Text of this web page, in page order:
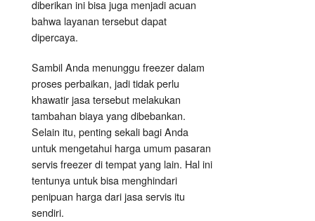
diberikan ini bisa juga menjadi acuan
bahwa layanan tersebut dapat
dipercaya.
Sambil Anda menunggu freezer dalam
proses perbaikan, jadi tidak perlu
khawatir jasa tersebut melakukan
tambahan biaya yang dibebankan.
Selain itu, penting sekali bagi Anda
untuk mengetahui harga umum pasaran
servis freezer di tempat yang lain. Hal ini
tentunya untuk bisa menghindari
penipuan harga dari jasa servis itu
sendiri.